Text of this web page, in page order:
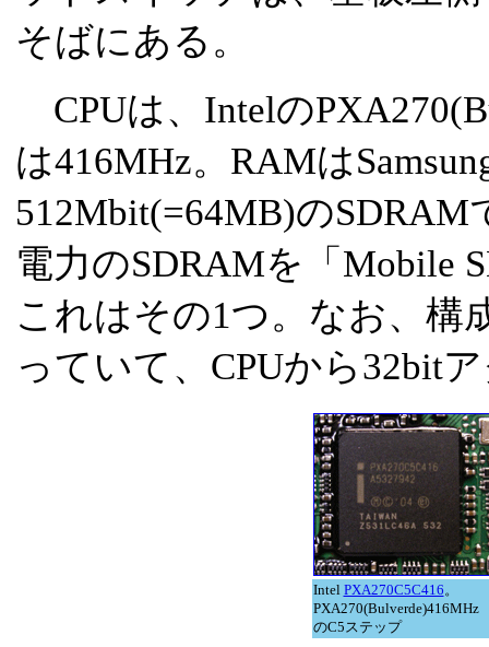
そばにある。
CPUは、Intelの
は416MHz。RAMは
512Mbit(=64MB)の
電力のSDRAMを「Mobile
これはその1つ。なお、構
っていて、CPUから32bit
Intel PXA270C5C416。
PXA270(Bulverde)416MHz
のC5ステップ